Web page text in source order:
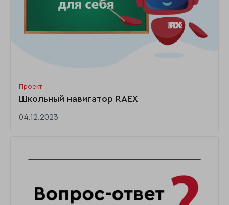
Проект
Школьный навигатор RAEX
04.12.2023